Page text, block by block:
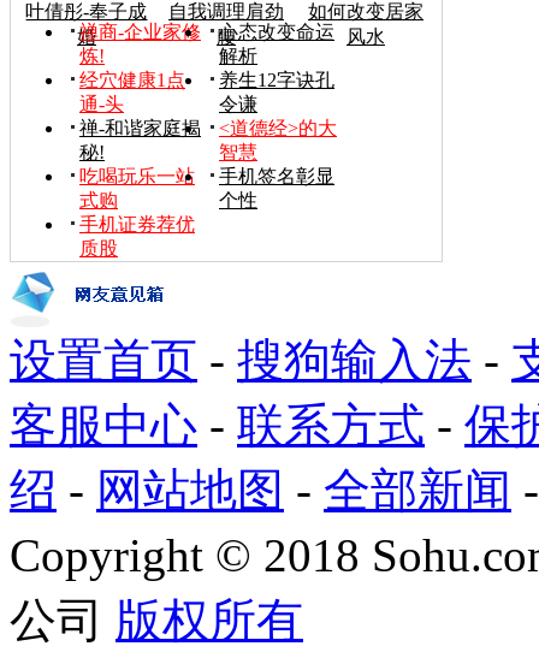
叶倩彤-奉子成
婚
自我调理肩劲
腰
如何改变居家
风水
禅商-企业家修
炼!
心态改变命运
解析
经穴健康1点
通-头
养生12字诀孔
令谦
禅-和谐家庭揭
秘!
<道德经>的大
智慧
吃喝玩乐一站
式购
手机签名彰显
个性
手机证券荐优
质股
设置首页 - 搜狗输入法 -
客服中心 - 联系方式 - 保
绍 - 网站地图 - 全部新闻
Copyright © 2018
公司 版权所有